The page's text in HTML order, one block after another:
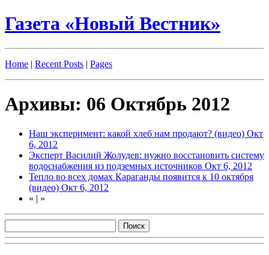
Газета «Новый Вестник»
Home | Recent Posts | Pages
Архивы: 06 Октябрь 2012
Наш эксперимент: какой хлеб нам продают? (видео) Окт
6, 2012
Эксперт Василий Жолудев: нужно восстановить систему
водоснабжения из подземных источников Окт 6, 2012
Тепло во всех домах Караганды появится к 10 октября
(видео) Окт 6, 2012
« | »